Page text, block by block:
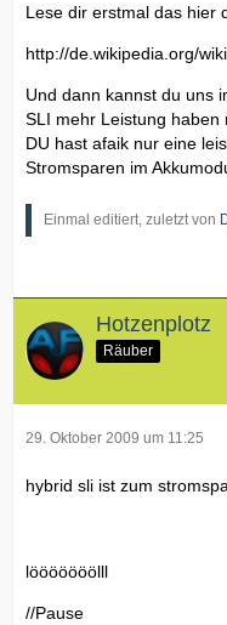
Lese dir erstmal das hier
http://de.wikipedia.org/
Und dann kannst du uns
SLI mehr Leistung haben
DU hast afaik nur eine
Stromsparen im
Einmal editiert, zuletzt von
Hotzenplotz
Räuber
29. Oktober 2009 um 11:25
hybrid sli ist zum
lööööööölll
//Pause